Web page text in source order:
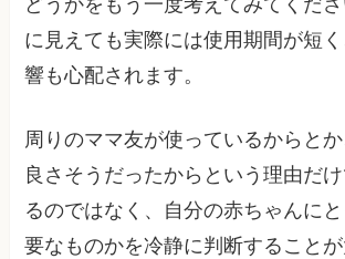
に見えても実際には使用期間が短
響も心配されます。
周りのママ友が使っているからと
良さそうだったからという理由だ
るのではなく、自分の赤ちゃんに
要なものかを冷静に判断すること